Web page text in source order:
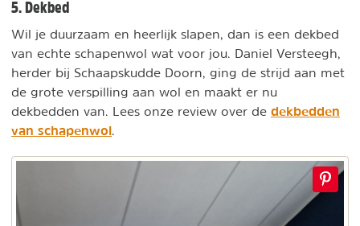
5. Dekbed
Wil je duurzaam en heerlijk slapen, dan is een dekbed
van echte schapenwol wat voor jou. Daniel Versteegh,
herder bij Schaapskudde Doorn, ging de strijd aan met
de grote verspilling aan wol en maakt er nu
dekbedden van. Lees onze review over de dekbedden
van schapenwol.